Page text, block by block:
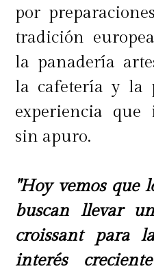
por
tradición
la panadería
la cafetería y la
experiencia
sin apuro.
"Hoy vemos que
buscan llevar
croissant para
interés